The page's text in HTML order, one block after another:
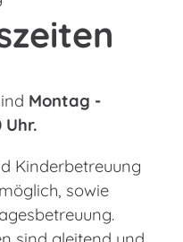
Montag -
Uhr.
Kinderbetreuung
sowie